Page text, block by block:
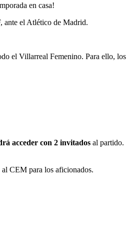
en casa!
ante el Atlético de Madrid.
el Villarreal Femenino. Para ello, los
acceder con 2 invitados al partido.
CEM para los aficionados.